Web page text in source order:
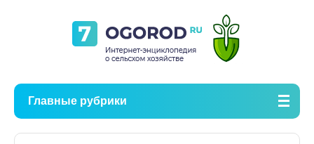
Главные рубрики